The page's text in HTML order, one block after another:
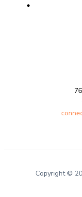
Copyright ©